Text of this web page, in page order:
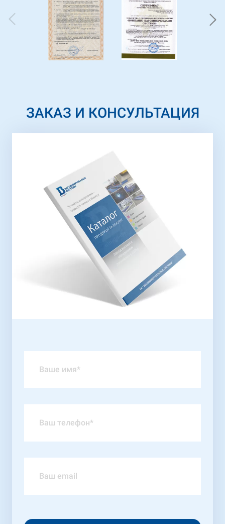
ЗАКАЗ И КОНСУЛЬТАЦИЯ